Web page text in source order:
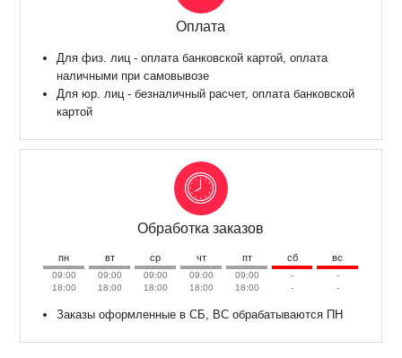
Оплата
Для физ. лиц - оплата банковской картой, оплата
наличными при самовывозе
Для юр. лиц - безналичный расчет, оплата банковской
картой
Обработка заказов
пн вт ср чт пт сб вс
09:00
18:00
09:00
18:00
09:00
18:00
09:00
18:00
09:00
18:00
-
-
-
-
Заказы оформленные в СБ, ВС обрабатываются ПН